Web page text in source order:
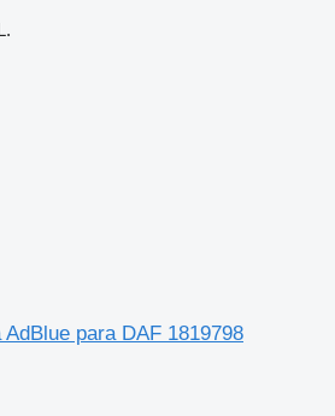
para DAF 1819798